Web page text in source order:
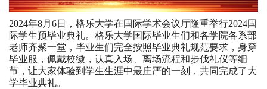
2024年8月6日，格乐大学在国际学术会议厅隆重举行2024国
际学生预毕业典礼。格乐大学国际毕业生们和各学院各系部
老师齐聚一堂，毕业生们完全按照毕业典礼规范要求，身穿
毕业服，佩戴校徽，认真入场、离场流程和步伐礼仪等细
节，让大家体验到学生生涯中最庄严的一刻，共同完成了大
学毕业典礼。